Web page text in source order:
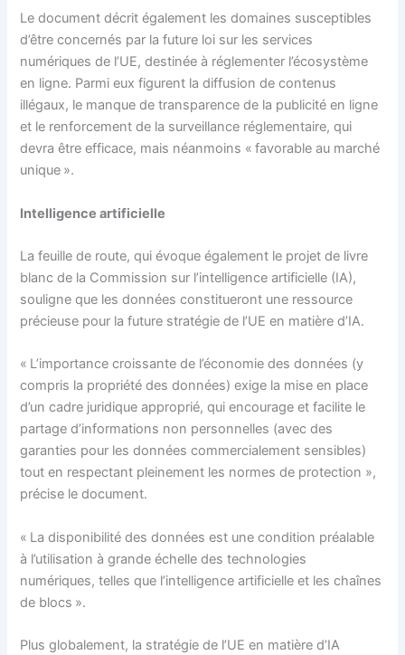
Le document décrit également les domaines susceptibles
d’être concernés par la future loi sur les services
numériques de l’UE, destinée à réglementer l’écosystème
en ligne. Parmi eux figurent la diffusion de contenus
illégaux, le manque de transparence de la publicité en ligne
et le renforcement de la surveillance réglementaire, qui
devra être efficace, mais néanmoins « favorable au marché
unique ».
Intelligence artificielle
La feuille de route, qui évoque également le projet de livre
blanc de la Commission sur l’intelligence artificielle (IA),
souligne que les données constitueront une ressource
précieuse pour la future stratégie de l’UE en matière d’IA.
« L’importance croissante de l’économie des données (y
compris la propriété des données) exige la mise en place
d’un cadre juridique approprié, qui encourage et facilite le
partage d’informations non personnelles (avec des
garanties pour les données commercialement sensibles)
tout en respectant pleinement les normes de protection »,
précise le document.
« La disponibilité des données est une condition préalable
à l’utilisation à grande échelle des technologies
numériques, telles que l’intelligence artificielle et les chaînes
de blocs ».
Plus globalement, la stratégie de l’UE en matière d’IA